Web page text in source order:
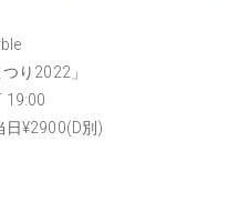
り2022」
19:00
¥2900(D別)